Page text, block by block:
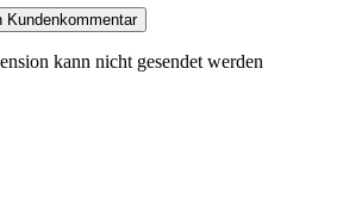
Kundenkommentar
kann nicht gesendet werden